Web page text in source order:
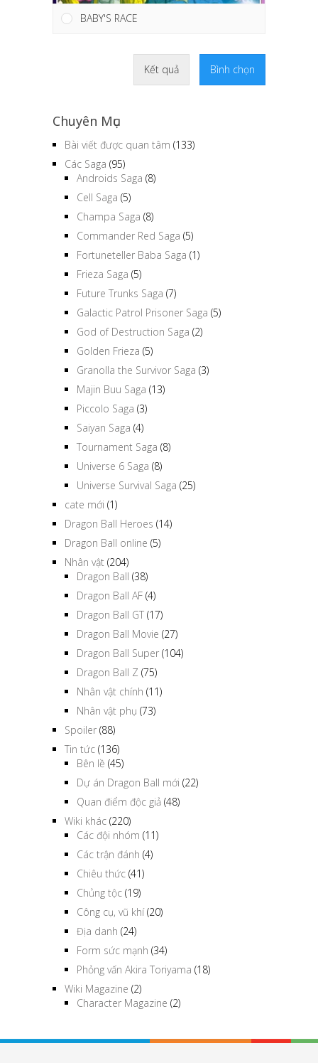
BABY'S RACE
Kết quả Bình chọn
Chuyên Mục
Bài viết được quan tâm (133)
Các Saga (95)
Androids Saga (8)
Cell Saga (5)
Champa Saga (8)
Commander Red Saga (5)
Fortuneteller Baba Saga (1)
Frieza Saga (5)
Future Trunks Saga (7)
Galactic Patrol Prisoner Saga (5)
God of Destruction Saga (2)
Golden Frieza (5)
Granolla the Survivor Saga (3)
Majin Buu Saga (13)
Piccolo Saga (3)
Saiyan Saga (4)
Tournament Saga (8)
Universe 6 Saga (8)
Universe Survival Saga (25)
cate mới (1)
Dragon Ball Heroes (14)
Dragon Ball online (5)
Nhân vật (204)
Dragon Ball (38)
Dragon Ball AF (4)
Dragon Ball GT (17)
Dragon Ball Movie (27)
Dragon Ball Super (104)
Dragon Ball Z (75)
Nhân vật chính (11)
Nhân vật phụ (73)
Spoiler (88)
Tin tức (136)
Bên lề (45)
Dự án Dragon Ball mới (22)
Quan điểm độc giả (48)
Wiki khác (220)
Các đội nhóm (11)
Các trận đánh (4)
Chiêu thức (41)
Chủng tộc (19)
Công cụ, vũ khí(20)
Địa danh (24)
Form sức mạnh (34)
Phỏng vấn Akira Toriyama (18)
Wiki Magazine (2)
Character Magazine (2)